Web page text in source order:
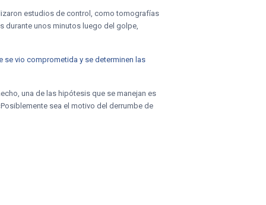
estudios de control, como tomografías
durante unos minutos luego del golpe,
se vio comprometida y se determinen las
una de las hipótesis que se manejan es
sea el motivo del derrumbe de